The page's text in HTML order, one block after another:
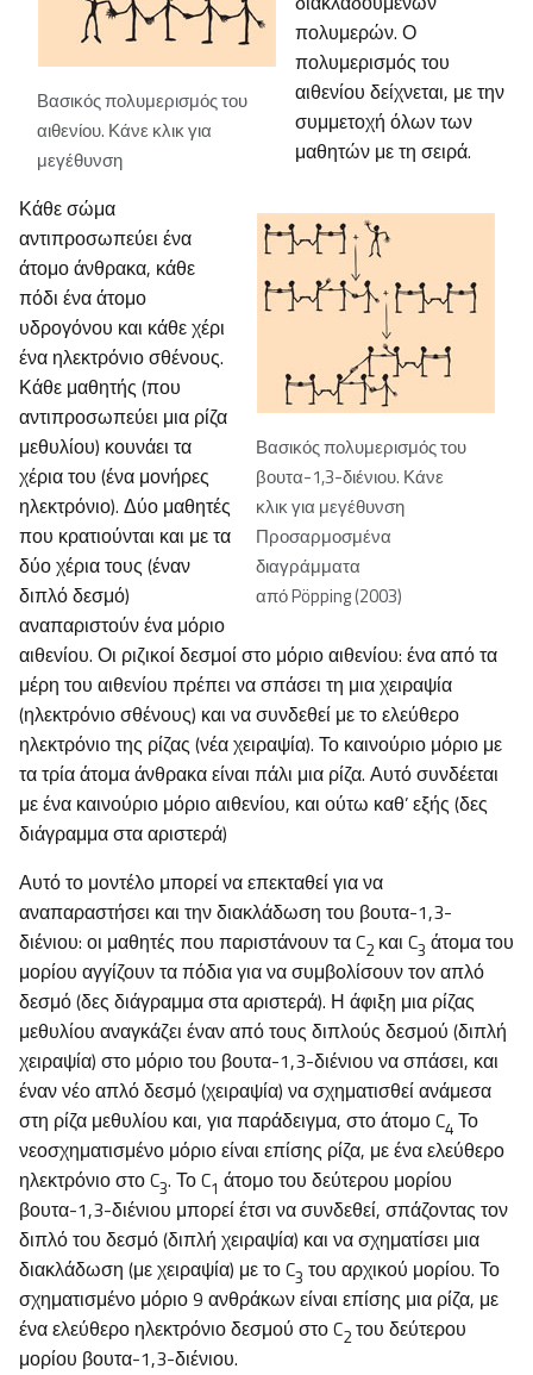
Βασικός πολυμερισμός του
αιθενίου. Κάνε κλικ για
μεγέθυνση
Βασικός πολυμερισμός του
βουτα-1,3-διένιου. Κάνε
κλικ για μεγέθυνση
Προσαρμοσμένα
διαγράμματα
από Pöpping (2003)
πολυμερών. Ο
πολυμερισμός του
αιθενίου δείχνεται, με την
συμμετοχή όλων των
μαθητών με τη σειρά.
Κάθε σώμα
αντιπροσωπεύει ένα
άτομο άνθρακα, κάθε
πόδι ένα άτομο
υδρογόνου και κάθε χέρι
ένα ηλεκτρόνιο σθένους.
Κάθε μαθητής (που
αντιπροσωπεύει μια ρίζα
μεθυλίου) κουνάει τα
χέρια του (ένα μονήρες
ηλεκτρόνιο). Δύο μαθητές
που κρατιούνται και με τα
δύο χέρια τους (έναν
διπλό δεσμό)
αναπαριστούν ένα μόριο
αιθενίου. Οι ριζικοί δεσμοί στο μόριο αιθενίου: ένα από τα
μέρη του αιθενίου πρέπει να σπάσει τη μια χειραψία
(ηλεκτρόνιο σθένους) και να συνδεθεί με το ελεύθερο
ηλεκτρόνιο της ρίζας (νέα χειραψία). Το καινούριο μόριο με
τα τρία άτομα άνθρακα είναι πάλι μια ρίζα. Αυτό συνδέεται
με ένα καινούριο μόριο αιθενίου, και ούτω καθ’ εξής (δες
διάγραμμα στα αριστερά)
Αυτό το μοντέλο μπορεί να επεκταθεί για να
αναπαραστήσει και την διακλάδωση του βουτα-1,3-
διένιου: οι μαθητές που παριστάνουν τα C2 και C3 άτομα του
μορίου αγγίζουν τα πόδια για να συμβολίσουν τον απλό
δεσμό (δες διάγραμμα στα αριστερά). Η άφιξη μια ρίζας
μεθυλίου αναγκάζει έναν από τους διπλούς δεσμού (διπλή
χειραψία) στο μόριο του βουτα-1,3-διένιου να σπάσει, και
έναν νέο απλό δεσμό (χειραψία) να σχηματισθεί ανάμεσα
στη ρίζα μεθυλίου και, για παράδειγμα, στο άτομο C4 Το
νεοσχηματισμένο μόριο είναι επίσης ρίζα, με ένα ελεύθερο
ηλεκτρόνιο στο C3. Το C1 άτομο του δεύτερου μορίου
βουτα-1,3-διένιου μπορεί έτσι να συνδεθεί, σπάζοντας τον
διπλό του δεσμό (διπλή χειραψία) και να σχηματίσει μια
διακλάδωση (με χειραψία) με το C3 του αρχικού μορίου. Το
σχηματισμένο μόριο 9 ανθράκων είναι επίσης μια ρίζα, με
ένα ελεύθερο ηλεκτρόνιο δεσμού στο C2 του δεύτερου
μορίου βουτα-1,3-διένιου.